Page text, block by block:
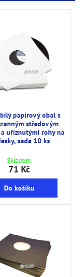
papírový obal s
středovým
uříznutými rohy na
sada 10 ks
Skladem
71 Kč
Do košíku